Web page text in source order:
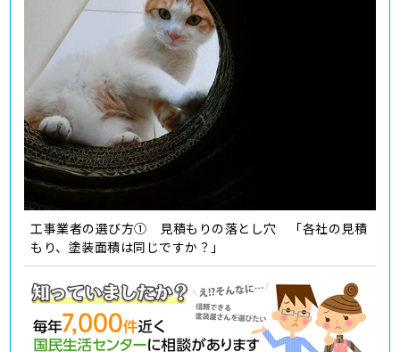
工事業者の選び方① 見積もりの落とし穴 「各社の見積
もり、塗装面積は同じですか？」